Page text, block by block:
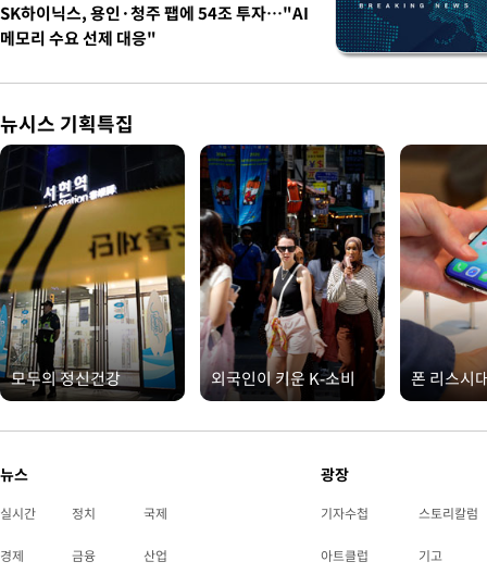
SK하이닉스, 용인·청주 팹에 54조 투자…"AI
메모리 수요 선제 대응"
뉴시스 기획특집
모두의 정신건강 외국인이 키운 K-소비 폰 리스시
뉴스
실시간 정치 국제
경제 금융 산업
광장
기자수첩 스토리칼럼
아트클럽 기고